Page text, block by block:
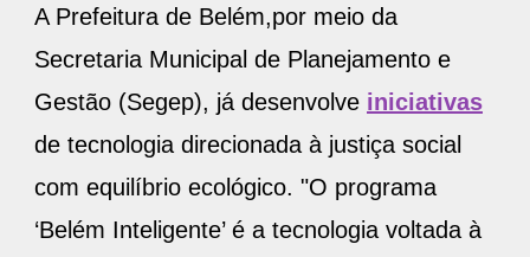
A Prefeitura de Belém,por meio da
Secretaria Municipal de Planejamento e
Gestão (Segep), já desenvolve iniciativas
de tecnologia direcionada à justiça social
com equilíbrio ecológico. "O programa
‘Belém Inteligente’ é a tecnologia voltada à